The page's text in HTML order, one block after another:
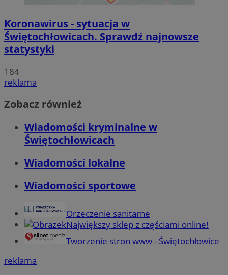
Koronawirus - sytuacja w
Świętochłowicach. Sprawdź najnowsze
statystyki
184
reklama
Zobacz również
Wiadomości kryminalne w
Świętochłowicach
Wiadomości lokalne
Wiadomości sportowe
Orzeczenie sanitarne
Największy sklep z częściami online!
Tworzenie stron www - Świętochłowice
reklama